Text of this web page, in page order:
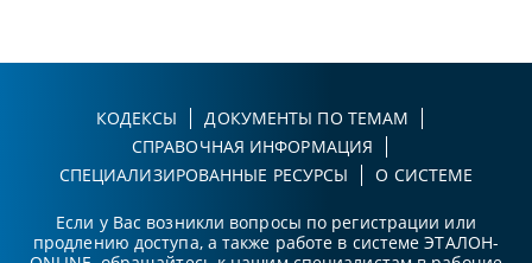
КОДЕКСЫ
ДОКУМЕНТЫ ПО ТЕМАМ
СПРАВОЧНАЯ ИНФОРМАЦИЯ
СПЕЦИАЛИЗИРОВАННЫЕ РЕСУРСЫ
О СИСТЕМЕ
Если у Вас возникли вопросы по регистрации или
продлению доступа, а также работе в системе ЭТАЛОН-